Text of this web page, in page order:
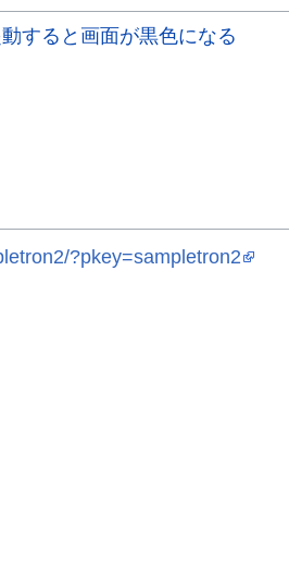
すると画面が黒色になる
?pkey=sampletron2